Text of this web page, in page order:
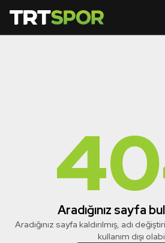
Aradığınız sayfa
Aradığınız sayfa kaldırılmış, adı
kullanım dışı